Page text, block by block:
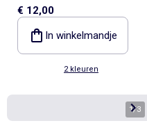
€ 12,00
In winkelmandje
2 kleuren
1/3